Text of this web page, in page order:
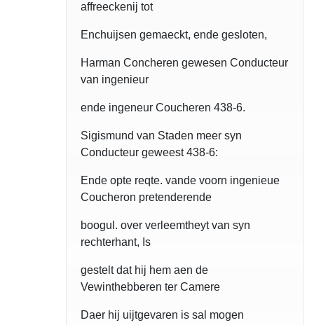
affreeckenij tot
Enchuijsen gemaeckt, ende gesloten,
Harman Concheren gewesen Conducteur
van ingenieur
ende ingeneur Coucheren 438-6.
Sigismund van Staden meer syn
Conducteur geweest 438-6:
Ende opte reqte. vande voorn ingenieue
Coucheron pretenderende
boogul. over verleemtheyt van syn
rechterhant, Is
gestelt dat hij hem aen de
Vewinthebberen ter Camere
Daer hij uijtgevaren is sal mogen